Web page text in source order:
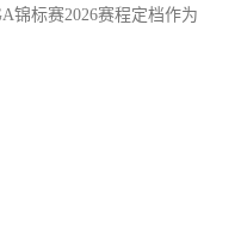
锦标赛2026赛程定档作为